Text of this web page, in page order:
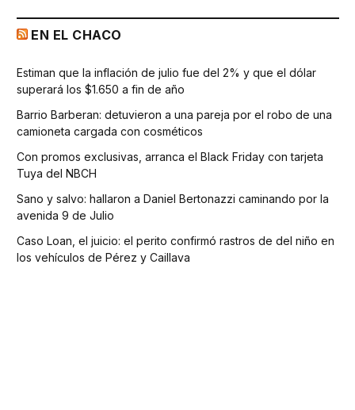
EN EL CHACO
Estiman que la inflación de julio fue del 2% y que el dólar
superará los $1.650 a fin de año
Barrio Barberan: detuvieron a una pareja por el robo de una
camioneta cargada con cosméticos
Con promos exclusivas, arranca el Black Friday con tarjeta
Tuya del NBCH
Sano y salvo: hallaron a Daniel Bertonazzi caminando por la
avenida 9 de Julio
Caso Loan, el juicio: el perito confirmó rastros de del niño en
los vehículos de Pérez y Caillava